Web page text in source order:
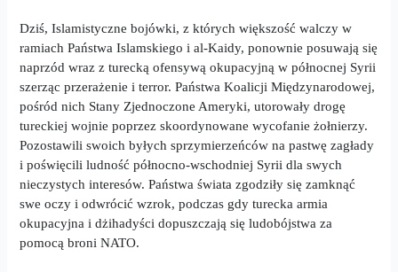
Dziś, Islamistyczne bojówki, z których większość walczy w
ramiach Państwa Islamskiego i al-Kaidy, ponownie posuwają się
naprzód wraz z turecką ofensywą okupacyjną w północnej Syrii
szerząc przerażenie i terror. Państwa Koalicji Międzynarodowej,
pośród nich Stany Zjednoczone Ameryki, utorowały drogę
tureckiej wojnie poprzez skoordynowane wycofanie żołnierzy.
Pozostawili swoich byłych sprzymierzeńców na pastwę zagłady
i poświęcili ludność północno-wschodniej Syrii dla swych
nieczystych interesów. Państwa świata zgodziły się zamknąć
swe oczy i odwrócić wzrok, podczas gdy turecka armia
okupacyjna i dżihadyści dopuszczają się ludobójstwa za
pomocą broni NATO.